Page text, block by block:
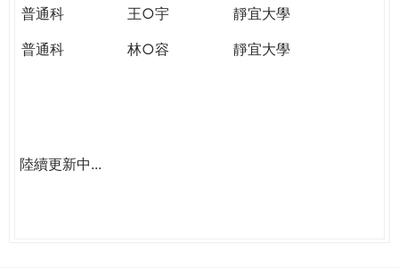
普通科
王○宇
靜宜大學
普通科
林○容 靜宜大學
陸續更新中...